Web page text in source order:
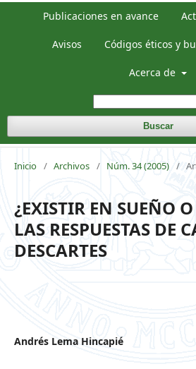
Publicaciones en avance
Avisos Códigos éticos y
Acerca de
Buscar
Inicio / Archivos / Núm. 34 (2005) /
¿EXISTIR EN SUEÑO
LAS RESPUESTAS DE
DESCARTES
Andrés Lema Hincapié